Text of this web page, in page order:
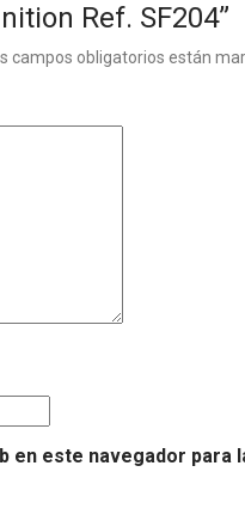
Ref. SF204”
campos obligatorios están
en este navegador para